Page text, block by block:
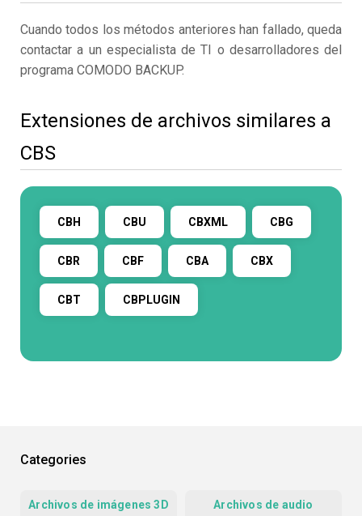
Cuando todos los métodos anteriores han fallado, queda
contactar a un especialista de TI o desarrolladores del
programa COMODO BACKUP.
Extensiones de archivos similares a
CBS
CBH CBU CBXML CBG
CBR CBF CBA CBX
CBT CBPLUGIN
Categories
Archivos de imágenes 3D Archivos de audio